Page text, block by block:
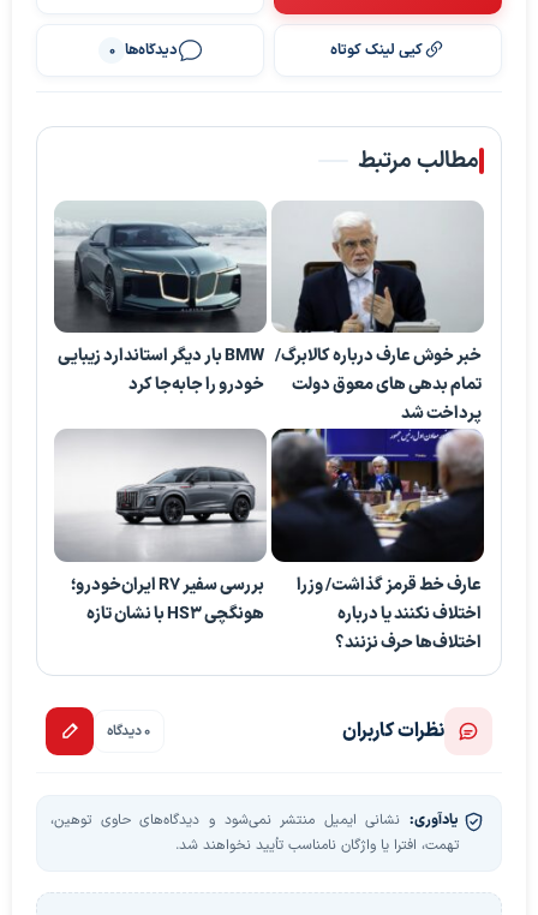
کپی لینک کوتاه دیدگاه‌ها 0
مطالب مرتبط
خبر خوش عارف درباره کالابرگ/
تمام بدهی های معوق دولت
پرداخت شد
BMW بار دیگر استاندارد زیبایی
خودرو را جابه‌جا کرد
عارف خط قرمز گذاشت/ وزرا
اختلاف نکنند یا درباره
اختلاف‌ها حرف نزنند؟
بررسی سفیر R7 ایران‌خودرو؛
هونگچی HS3 با نشان تازه
نظرات کاربران 0 دیدگاه
یادآوری: نشانی ایمیل منتشر نمی‌شود و دیدگاه‌های حاوی توهین،
تهمت، افترا یا واژگان نامناسب تأیید نخواهند شد.